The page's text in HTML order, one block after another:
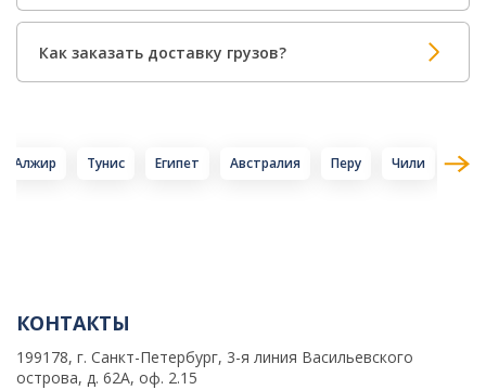
Как заказать доставку грузов?
Алжир Тунис Египет Австралия Перу Чили
КОНТАКТЫ
199178, г. Санкт-Петербург, 3-я линия Васильевского
острова, д. 62А, оф. 2.15